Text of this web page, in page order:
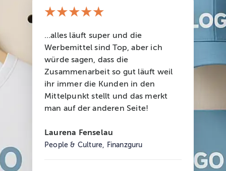
★★★★★
…alles läuft super und die
Werbemittel sind Top, aber ich
würde sagen, dass die
Zusammenarbeit so gut läuft weil
ihr immer die Kunden in den
Mittelpunkt stellt und das merkt
man auf der anderen Seite!
Laurena Fenselau
People & Culture, Finanzguru